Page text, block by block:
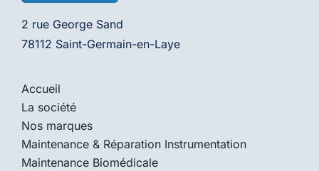
2 rue George Sand
78112 Saint-Germain-en-Laye
Accueil
La société
Nos marques
Maintenance & Réparation Instrumentation
Maintenance Biomédicale